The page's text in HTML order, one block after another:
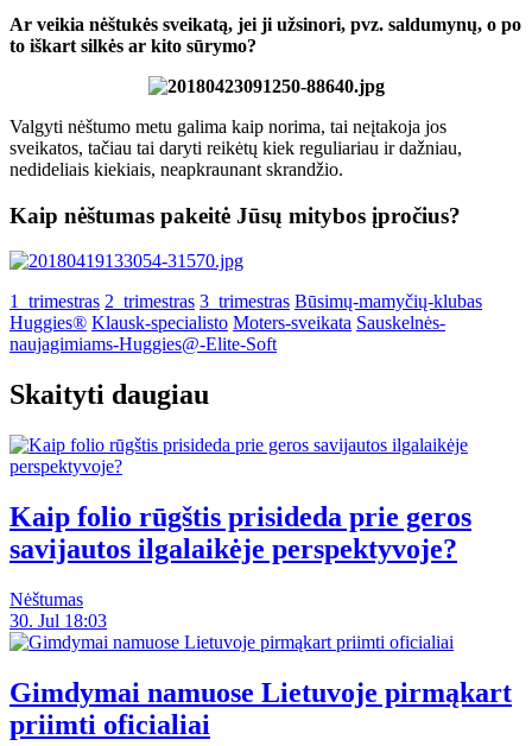
Ar veikia nėštukės sveikatą, jei ji užsinori, pvz. saldumynų, o po
to iškart silkės ar kito sūrymo?
Valgyti nėštumo metu galima kaip norima, tai neįtakoja jos
sveikatos, tačiau tai daryti reikėtų kiek reguliariau ir dažniau,
nedideliais kiekiais, neapkraunant skrandžio.
Kaip nėštumas pakeitė Jūsų mitybos įpročius?
1_trimestras 2_trimestras 3_trimestras Būsimų-mamyčių-klubas
Huggies® Klausk-specialisto Moters-sveikata Sauskelnės-
naujagimiams-Huggies@-Elite-Soft
Skaityti daugiau
Kaip folio rūgštis prisideda prie geros
savijautos ilgalaikėje perspektyvoje?
Nėštumas
30. Jul 18:03
Gimdymai namuose Lietuvoje pirmąkart
priimti oficialiai